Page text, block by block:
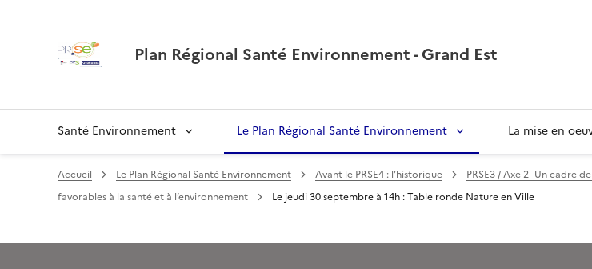
Plan Régional Santé Environnement - Grand Est
Santé Environnement Le Plan Régional Santé Environnement La mise en
Accueil Le Plan Régional Santé Environnement Avant le PRSE4 : l’historique PRSE3 / Axe 2- Un cadre
favorables à la santé et à l’environnement
Le jeudi 30 septembre à 14h : Table ronde Nature en Ville